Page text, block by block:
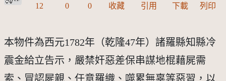
12 0 0 收藏 引用 下載 列印
本物件為西元1782年（乾隆47年）諸羅縣知縣冷
震金給立告示，嚴禁奸惡差保串謀地棍藉屍需
索、冒認屍親、任意羅織、噬累無辜等惡習，以